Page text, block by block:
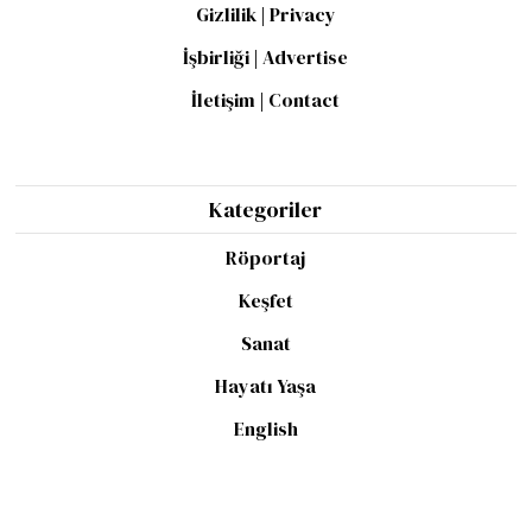
Gizlilik | Privacy
İşbirliği | Advertise
İletişim | Contact
Kategoriler
Röportaj
Keşfet
Sanat
Hayatı Yaşa
English